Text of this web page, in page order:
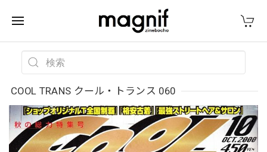
COOL TRANS クール・トランス 060